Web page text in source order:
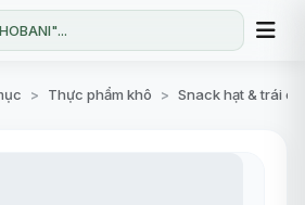
> Thực phẩm khô > Snack hạt & trái